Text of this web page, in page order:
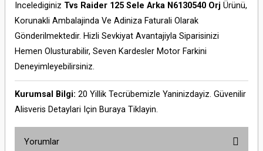
Incelediginiz Tvs Raider 125 Sele Arka N6130540 Orj Ürünü,
Korunakli Ambalajinda Ve Adiniza Faturali Olarak
Gönderilmektedir. Hizli Sevkiyat Avantajiyla Siparisinizi
Hemen Olusturabilir, Seven Kardesler Motor Farkini
Deneyimleyebilirsiniz.
Kurumsal Bilgi: 20 Yillik Tecrübemizle Yaninizdayiz. Güvenilir
Alisveris Detaylari Için Buraya Tiklayin.
Yorumlar